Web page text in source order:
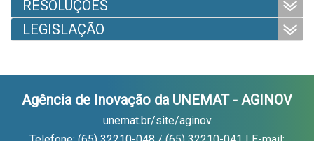
RESOLUÇÕES
LEGISLAÇÃO
Agência de Inovação da UNEMAT - AGINOV
unemat.br/site/aginov